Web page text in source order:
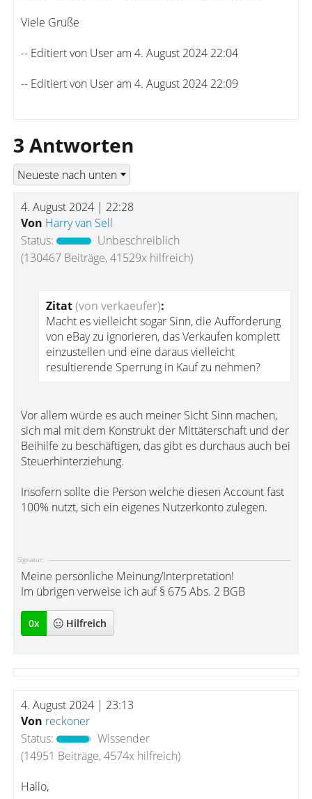
Viele Grüße
-- Editiert von User am 4. August 2024 22:04
-- Editiert von User am 4. August 2024 22:09
3 Antworten
4. August 2024 | 22:28
Von Harry van Sell
Status:
Unbeschreiblich
(130467 Beiträge, 41529x hilfreich)
Zitat(von verkaeufer):
Macht es vielleicht sogar Sinn, die Aufforderung
von eBay zu ignorieren, das Verkaufen komplett
einzustellen und eine daraus vielleicht
resultierende Sperrung in Kauf zu nehmen?
Vor allem würde es auch meiner Sicht Sinn machen,
sich mal mit dem Konstrukt der Mittäterschaft und der
Beihilfe zu beschäftigen, das gibt es durchaus auch bei
Steuerhinterziehung.
Insofern sollte die Person welche diesen Account fast
100% nutzt, sich ein eigenes Nutzerkonto zulegen.
Signatur:
Meine persönliche Meinung/Interpretation!
Im übrigen verweise ich auf § 675 Abs. 2 BGB
0x Hilfreich
4. August 2024 | 23:13
Von reckoner
Status:
Wissender
(14951 Beiträge, 4574x hilfreich)
Hallo,